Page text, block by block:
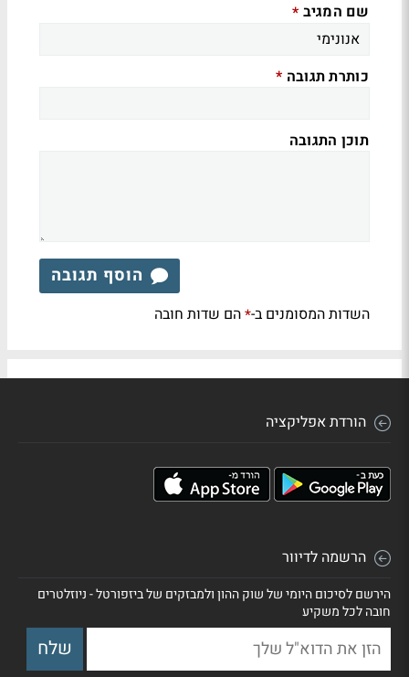
שם המגיב *
כותרת תגובה *
תוכן התגובה
הוסף תגובה
השדות המסומנים ב-*הם שדות חובה
הורדת אפליקציה
הרשמה לדיוור
הירשם לסיכום היומי של שוק ההון ולמבזקים של ביזפורטל - ניוזלטרים
חובה לכל משקיע